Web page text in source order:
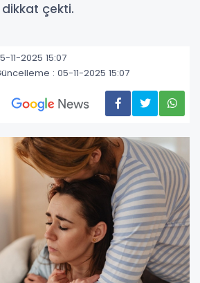
çekti.
11-2025 15:07
: 05-11-2025 15:07